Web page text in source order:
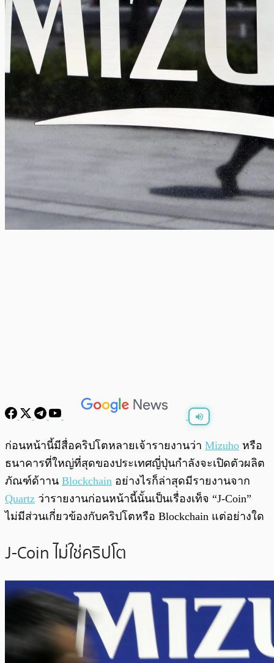
พร้อมเล่น
ก่อนหน้านี้มีสื่อคริปโตหลายเจ้ารายงานว่า Mizuho หรือ
ธนาคารที่ใหญ่ที่สุดของประเทศญี่ปุ่นกำลังจะเปิดตัวผลิต
ภัณฑ์ด้าาน Blockchain อย่างไรก็ล่าสุดมีรายงานจาก
Quartz ว่ารายงานก่อนหน้านี้นั้นเป็นเรื่องเท็จ “J-Coin”
ไม่มีส่วนเกี่ยวข้องกับคริปโตหรือ Blockchain แต่อย่างใด
J-Coin ไม่ใช่คริปโต